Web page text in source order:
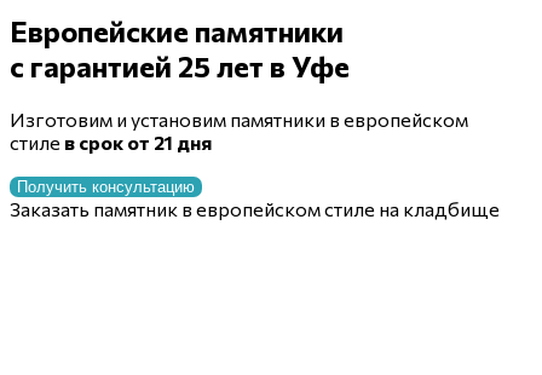
Европейские памятники
с гарантией 25 лет в Уфе
Изготовим и установим памятники в европейском
стиле в срок от 21 дня
Получить консультацию
Заказать памятник в европейском стиле на кладбище